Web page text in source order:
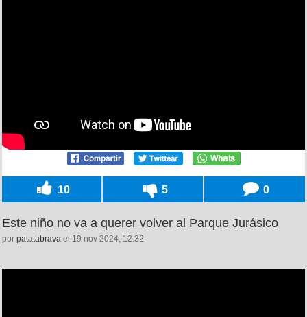
10 5 0
Este niño no va a querer volver al Parque Jurásico
por patatabrava el 19 nov 2024, 12:32